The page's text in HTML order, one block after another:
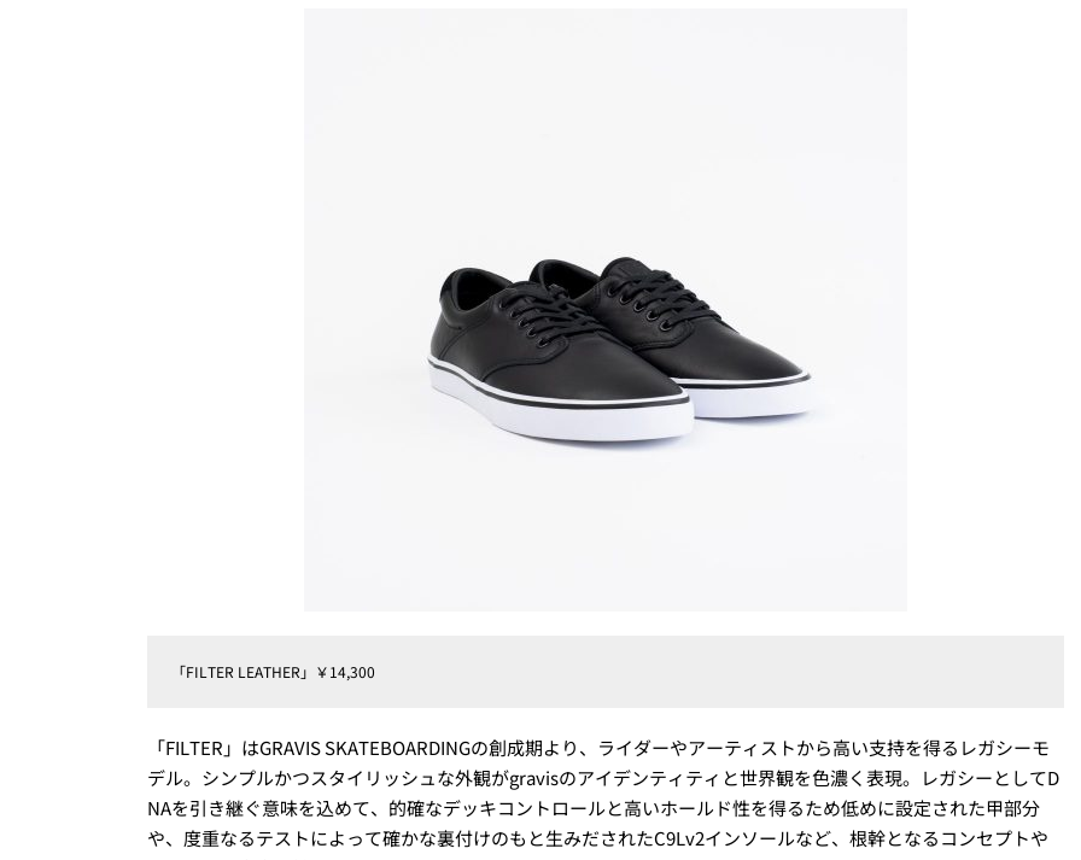
「FILTER LEATHER」￥14,300
「FILTER」はGRAVIS SKATEBOARDINGの創成期より、ライダーやアーティストから高い支持を得るレガシーモ
デル。シンプルかつスタイリッシュな外観がgravisのアイデンティティと世界観を色濃く表現。レガシーとしてD
NAを引き継ぐ意味を込めて、的確なデッキコントロールと高いホールド性を得るため低めに設定された甲部分
や、度重なるテストによって確かな裏付けのもと生みだされたC9Lv2インソールなど、根幹となるコンセプトや